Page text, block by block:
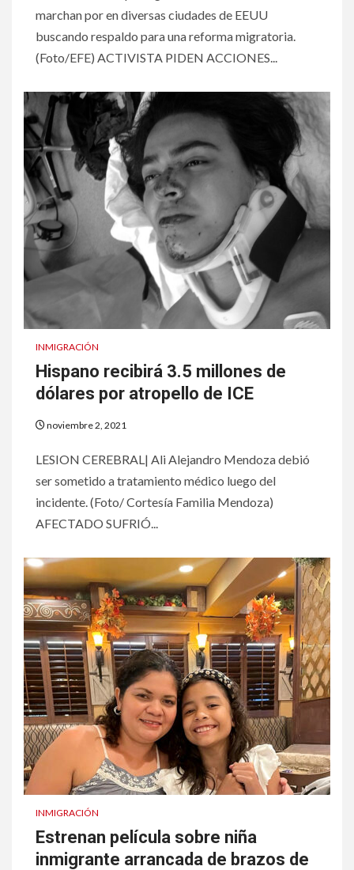
marchan por en diversas ciudades de EEUU
buscando respaldo para una reforma migratoria.
(Foto/EFE) ACTIVISTA PIDEN ACCIONES...
INMIGRACIÓN
Hispano recibirá 3.5 millones de
dólares por atropello de ICE
noviembre 2, 2021
LESION CEREBRAL| Ali Alejandro Mendoza debió
ser sometido a tratamiento médico luego del
incidente. (Foto/ Cortesía Familia Mendoza)
AFECTADO SUFRIÓ...
INMIGRACIÓN
Estrenan película sobre niña
inmigrante arrancada de brazos de